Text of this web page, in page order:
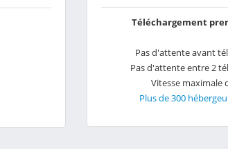
Téléchargement
Pas d'attente avant
Pas d'attente entre 2
Vitesse maximale
Plus de 300